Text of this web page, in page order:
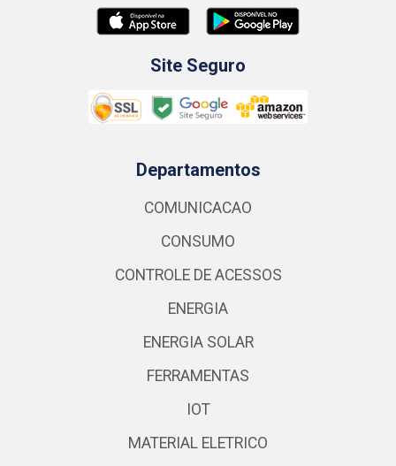
Site Seguro
Departamentos
COMUNICACAO
CONSUMO
CONTROLE DE ACESSOS
ENERGIA
ENERGIA SOLAR
FERRAMENTAS
IOT
MATERIAL ELETRICO